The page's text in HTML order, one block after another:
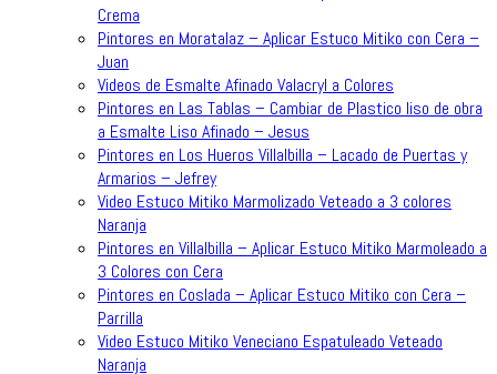
Crema
Pintores en Moratalaz – Aplicar Estuco Mitiko con Cera –
Juan
Videos de Esmalte Afinado Valacryl a Colores
Pintores en Las Tablas – Cambiar de Plastico liso de obra
a Esmalte Liso Afinado – Jesus
Pintores en Los Hueros Villalbilla – Lacado de Puertas y
Armarios – Jefrey
Video Estuco Mitiko Marmolizado Veteado a 3 colores
Naranja
Pintores en Villalbilla – Aplicar Estuco Mitiko Marmoleado a
3 Colores con Cera
Pintores en Coslada – Aplicar Estuco Mitiko con Cera –
Parrilla
Video Estuco Mitiko Veneciano Espatuleado Veteado
Naranja